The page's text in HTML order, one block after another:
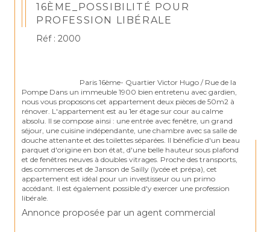
16ÈME_POSSIBILITÉ POUR
PROFESSION LIBÉRALE
Réf : 2000
Pompe Dans un immeuble 1900 bien entretenu avec gardien,
nous vous proposons cet appartement deux pièces de 50m2 à
rénover. L'appartement est au 1er étage sur cour au calme
absolu. Il se compose ainsi : une entrée avec fenêtre, un grand
séjour, une cuisine indépendante, une chambre avec sa salle de
douche attenante et des toilettes séparées. Il bénéficie d'un beau
parquet d'origine en bon état, d'une belle hauteur sous plafond
et de fenêtres neuves à doubles vitrages. Proche des transports,
des commerces et de Janson de Sailly (lycée et prépa), cet
appartement est idéal pour un investisseur ou un primo
accédant. Il est également possible d'y exercer une profession
Annonce proposée par un agent commercial